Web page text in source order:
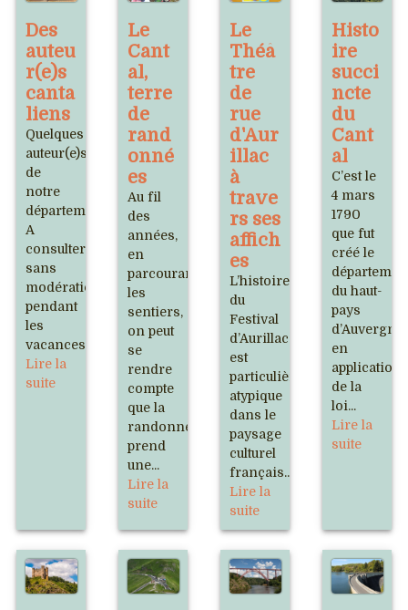
Des
auteu
r(e)s
canta
liens
Quelques
auteur(e)s
de
notre
département.
A
consulter
sans
modération
pendant
les
vacances.
Lire la
suite
Le
Cant
al,
terre
de
rand
onné
es
Au fil
des
années,
en
parcourant
les
sentiers,
on peut
se
rendre
compte
que la
randonnée
prend
une...
Lire la
suite
Le
Théâ
tre
de
rue
d'Aur
illac
à
trave
rs ses
affich
es
L’histoire
du
Festival
d’Aurillac
est
particulièrement
atypique
dans le
paysage
culturel
français...
Lire la
suite
Histo
ire
succi
ncte
du
Cant
al
C’est le
4 mars
1790
que fut
créé le
du haut-
pays
d’Auvergne
en
application
de la
loi...
Lire la
suite